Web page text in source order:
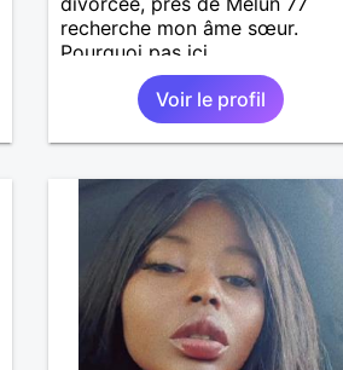
recherche mon âme sœur.
Pourquoi pas ici.
Voir le profil